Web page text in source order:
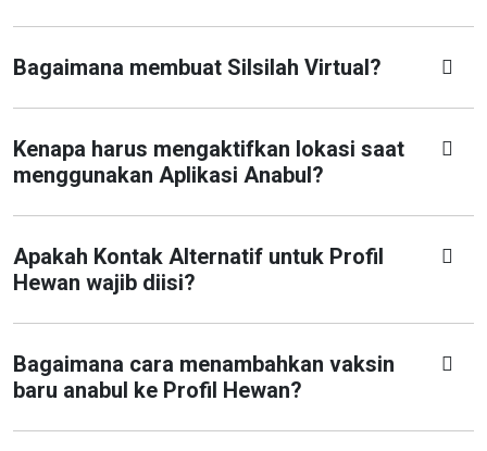
Bagaimana membuat Silsilah Virtual?
Kenapa harus mengaktifkan lokasi saat
menggunakan Aplikasi Anabul?
Apakah Kontak Alternatif untuk Profil
Hewan wajib diisi?
Bagaimana cara menambahkan vaksin
baru anabul ke Profil Hewan?